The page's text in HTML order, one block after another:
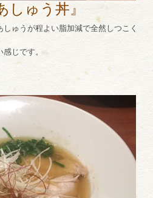
しゅう丼』
ゅうが程よい脂加減で全然しつこく
じです。